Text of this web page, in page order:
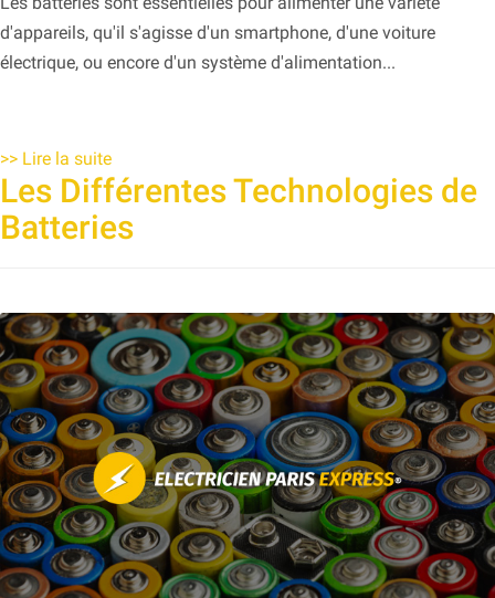
d'appareils, qu'il s'agisse d'un smartphone, d'une voiture
électrique, ou encore d'un système d'alimentation...
>> Lire la suite
Les Différentes Technologies de
Batteries